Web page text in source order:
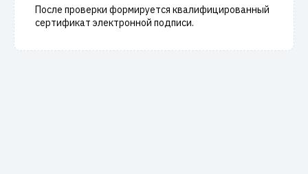
После проверки формируется квалифицированный
сертификат электронной подписи.